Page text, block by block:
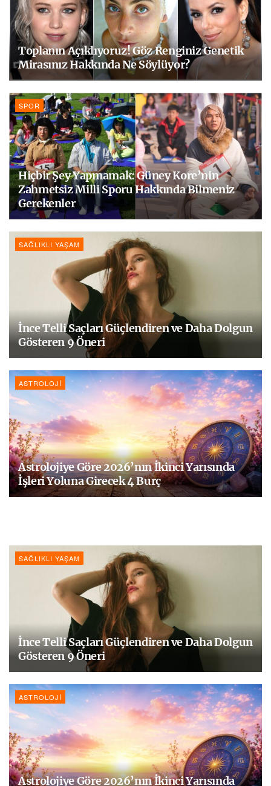
Toplanın Açıklıyoruz! Göz Renginiz Genetik
Mirasınız Hakkında Ne Söylüyor?
SPOR
Hiçbir Şey Yapmamak: Güney Kore’nin
Zahmetsiz Milli Sporu Hakkında Bilmeniz
Gerekenler
SAĞLIKLI YAŞAM
İnce Telli Saçları Güçlendiren ve Daha Dolgun
Gösteren 9 Öneri
ASTROLOJI
Astrolojiye Göre 2026’nın İkinci Yarısında
İşleri Yoluna Girecek 4 Burç
SAĞLIKLI YAŞAM
İnce Telli Saçları Güçlendiren ve Daha Dolgun
Gösteren 9 Öneri
ASTROLOJI
Astrolojiye Göre 2026’nın İkinci Yarısında